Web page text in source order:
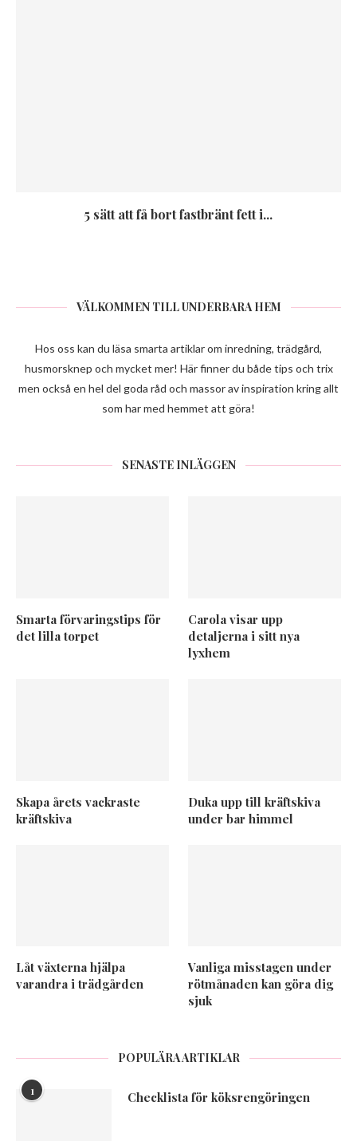
5 sätt att få bort fastbränt fett i...
VÄLKOMMEN TILL UNDERBARA HEM
Hos oss kan du läsa smarta artiklar om inredning, trädgård,
husmorsknep och mycket mer! Här finner du både tips och trix
men också en hel del goda råd och massor av inspiration kring allt
som har med hemmet att göra!
SENASTE INLÄGGEN
Smarta förvaringstips för
det lilla torpet
Carola visar upp
detaljerna i sitt nya
lyxhem
Skapa årets vackraste
kräftskiva
Duka upp till kräftskiva
under bar himmel
Låt växterna hjälpa
varandra i trädgården
Vanliga misstagen under
rötmånaden kan göra dig
sjuk
POPULÄRA ARTIKLAR
1 Checklista för köksrengöringen